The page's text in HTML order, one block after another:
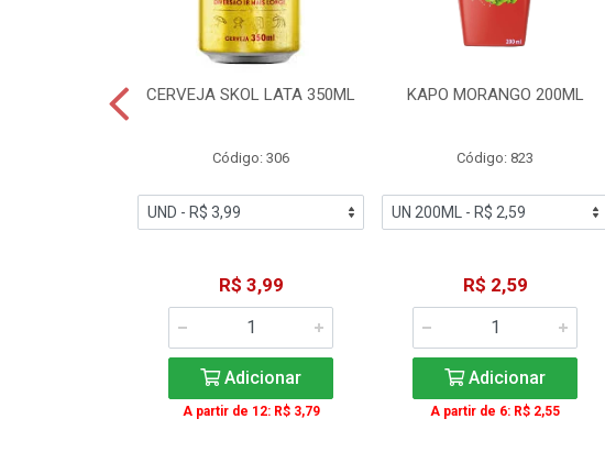
CERVEJA SKOL LATA 350ML
Código: 306
R$ 3,99
Adicionar
A partir de 12: R$ 3,79
KAPO MORANGO 200ML
Código: 823
R$ 2,59
Adicionar
A partir de 6: R$ 2,55